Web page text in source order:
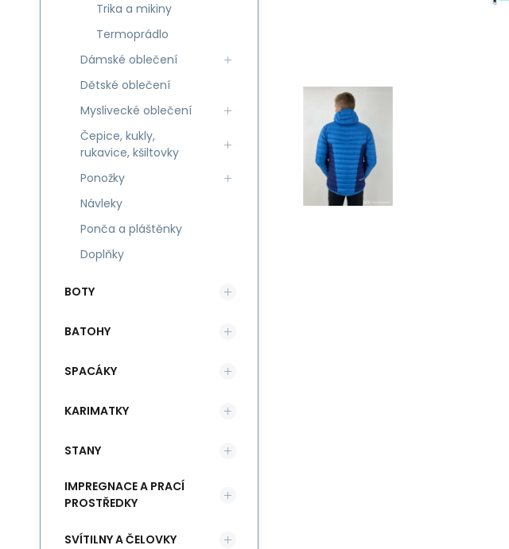
Trika a mikiny
Termoprádlo
Dámské oblečení
Dětské oblečení
Myslivecké oblečení
Čepice, kukly,
rukavice, kšiltovky
Ponožky
Návleky
Ponča a pláštěnky
Doplňky
BOTY
BATOHY
SPACÁKY
KARIMATKY
STANY
IMPREGNACE A PRACÍ
PROSTŘEDKY
SVÍTILNY A ČELOVKY